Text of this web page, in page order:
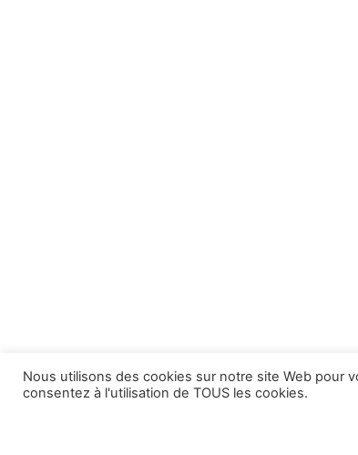
Nous utilisons des cookies sur notre site Web pour
consentez à l'utilisation de TOUS les cookies.